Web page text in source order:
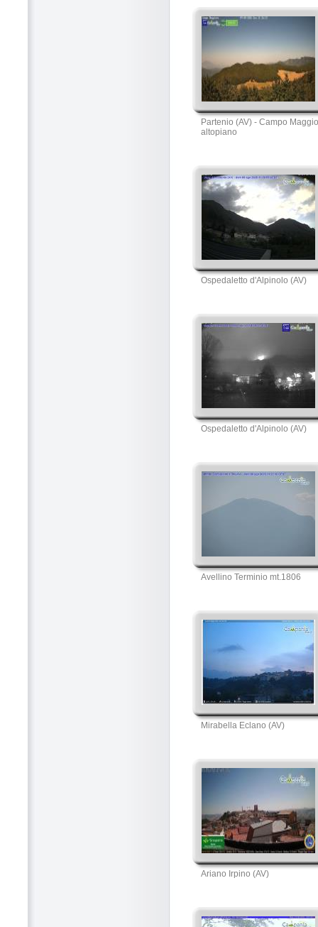
Partenio (AV) - Campo
altopiano
Ospedaletto d'Alpinolo (AV)
Ospedaletto d'Alpinolo (AV)
Avellino Terminio mt.1806
Mirabella Eclano (AV)
Ariano Irpino (AV)